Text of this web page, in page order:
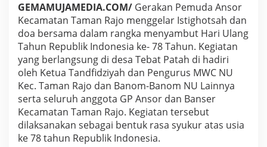
K
N
E
G
E
R
I
GEMAMUJAMEDIA.COM/ Gerakan Pemuda Ansor
Kecamatan Taman Rajo menggelar Istighotsah dan
doa bersama dalam rangka menyambut Hari Ulang
Tahun Republik Indonesia ke- 78 Tahun. Kegiatan
yang berlangsung di desa Tebat Patah di hadiri
oleh Ketua Tandfidziyah dan Pengurus MWC NU
Kec. Taman Rajo dan Banom-Banom NU Lainnya
serta seluruh anggota GP Ansor dan Banser
Kecamatan Taman Rajo. Kegiatan tersebut
dilaksanakan sebagai bentuk rasa syukur atas usia
ke 78 tahun Republik Indonesia.